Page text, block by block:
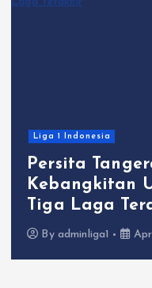
Liga 1 Indonesia
Persita
Kebangkitan
Tiga Laga
By adminliga1